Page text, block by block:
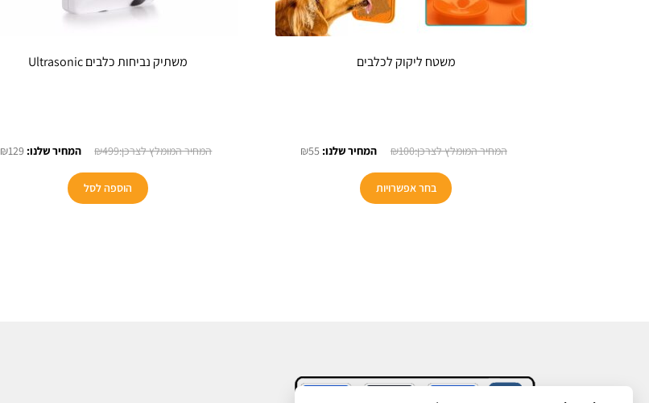
משטח ליקוק לכלבים
₪100
המחיר
היה:
₪100.
₪55 המחיר
בחר אפשרויות
משתיק נביחות כלבים Ultrasonic
₪499
המחיר
היה:
₪499.
₪129
הוספה לסל